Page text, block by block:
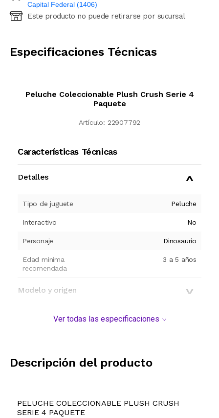
Capital Federal (1406)
Ingresá código postal (sólo números)
Este producto no puede retirarse por sucursal
Especificaciones Técnicas
Peluche Coleccionable Plush Crush Serie 4
Paquete
Artículo: 22907792
Características Técnicas
Detalles
Tipo de juguete Peluche
Interactivo No
Personaje Dinosaurio
Edad minima
recomendada
3 a 5 años
Modelo y origen
Ver todas las especificaciones
Descripción del producto
PELUCHE COLECCIONABLE PLUSH CRUSH
SERIE 4 PAQUETE